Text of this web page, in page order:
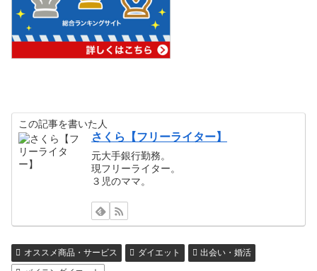
この記事を書いた人
さくら【フリーライター】
元大手銀行勤務。
現フリーライター。
３児のママ。
オススメ商品・サービス ダイエット
出会い・婚活